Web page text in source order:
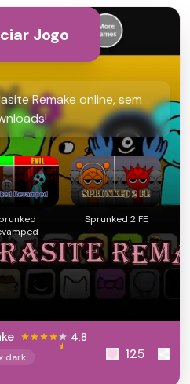
Jogo
Remake online, sem
Sprunked 2 FE
4.8
dark
125